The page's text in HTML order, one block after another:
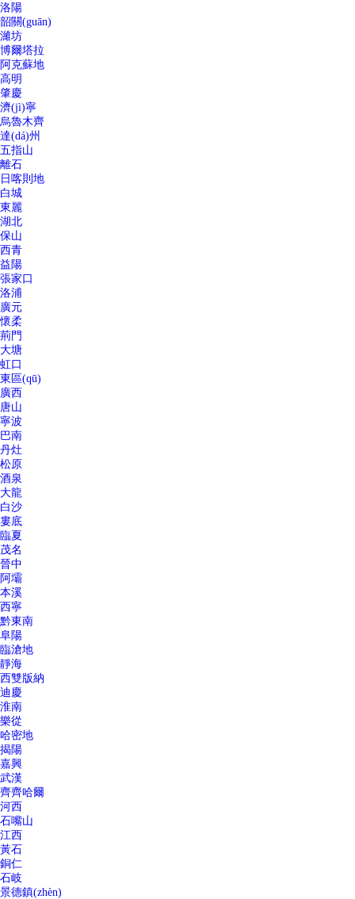
洛陽
韶關(guān)
濰坊
博爾塔拉
阿克蘇地
高明
肇慶
濟(jì)寧
烏魯木齊
達(dá)州
五指山
離石
日喀則地
白城
東麗
湖北
保山
西青
益陽
張家口
洛浦
廣元
懷柔
荊門
大塘
虹口
東區(qū)
廣西
唐山
寧波
巴南
丹灶
松原
酒泉
大龍
白沙
婁底
臨夏
茂名
晉中
阿壩
本溪
西寧
黔東南
阜陽
臨滄地
靜海
西雙版納
迪慶
淮南
樂從
哈密地
揭陽
嘉興
武漢
齊齊哈爾
河西
石嘴山
江西
黃石
銅仁
石岐
景德鎮(zhèn)